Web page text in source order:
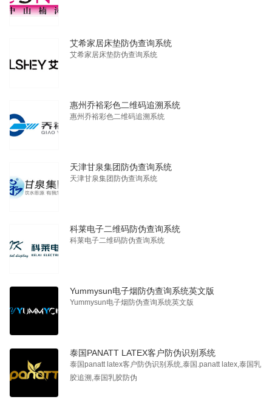
艾希家居床垫防伪查询系统
艾希家居床垫防伪查询系统
惠州乔裕彩色二维码追溯系统
惠州乔裕彩色二维码追溯系统
天津甘泉集团防伪查询系统
天津甘泉集团防伪查询系统
科莱电子二维码防伪查询系统
科莱电子二维码防伪查询系统
Yummysun电子烟防伪查询系统英文版
Yummysun电子烟防伪查询系统英文版
泰国PANATT LATEX客户防伪识别系统
泰国panatt latex客户防伪识别系统,泰国.panatt latex,泰国乳
胶追溯,泰国乳胶防伪